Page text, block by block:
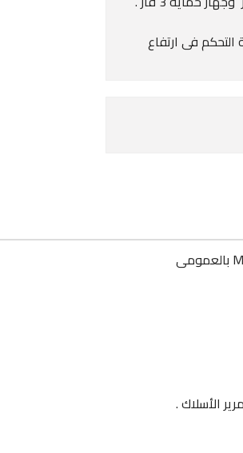
فى ارتفاع
الأسلاك .